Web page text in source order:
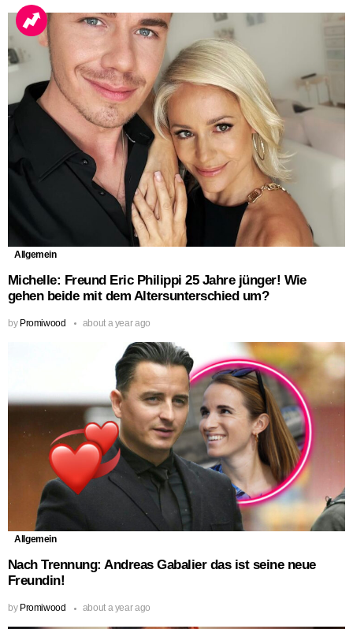
Allgemein
Michelle: Freund Eric Philippi 25 Jahre jünger! Wie
gehen beide mit dem Altersunterschied um?
by Promiwood about a year ago
Allgemein
Nach Trennung: Andreas Gabalier das ist seine neue
Freundin!
by Promiwood about a year ago